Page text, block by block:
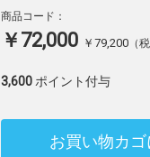
商品コード：
￥72,000 ￥79,200 （
3,600 ポイント付与
お買い物カゴ